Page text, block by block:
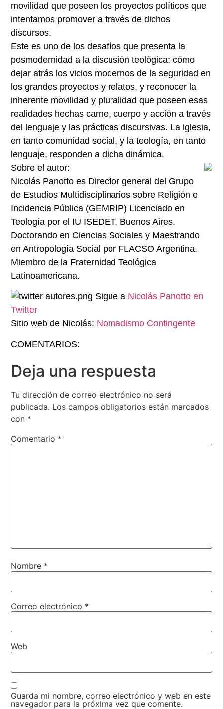
movilidad que poseen los proyectos políticos que
intentamos promover a través de dichos
discursos.
Este es uno de los desafíos que presenta la
posmodernidad a la discusión teológica: cómo
dejar atrás los vicios modernos de la seguridad en
los grandes proyectos y relatos, y reconocer la
inherente movilidad y pluralidad que poseen esas
realidades hechas carne, cuerpo y acción a través
del lenguaje y las prácticas discursivas. La iglesia,
en tanto comunidad social, y la teología, en tanto
lenguaje, responden a dicha dinámica.
Sobre el autor:
Nicolás Panotto es Director general del Grupo
de Estudios Multidisciplinarios sobre Religión e
Incidencia Pública (GEMRIP) Licenciado en
Teología por el IU ISEDET, Buenos Aires.
Doctorando en Ciencias Sociales y Maestrando
en Antropología Social por FLACSO Argentina.
Miembro de la Fraternidad Teológica
Latinoamericana.
Sigue a Nicolás Panotto en
Twitter
Sitio web de Nicolás: Nomadismo Contingente
COMENTARIOS:
Deja una respuesta
Tu dirección de correo electrónico no será
publicada. Los campos obligatorios están marcados
con *
Comentario *
Nombre *
Correo electrónico *
Web
Guarda mi nombre, correo electrónico y web en este
navegador para la próxima vez que comente.